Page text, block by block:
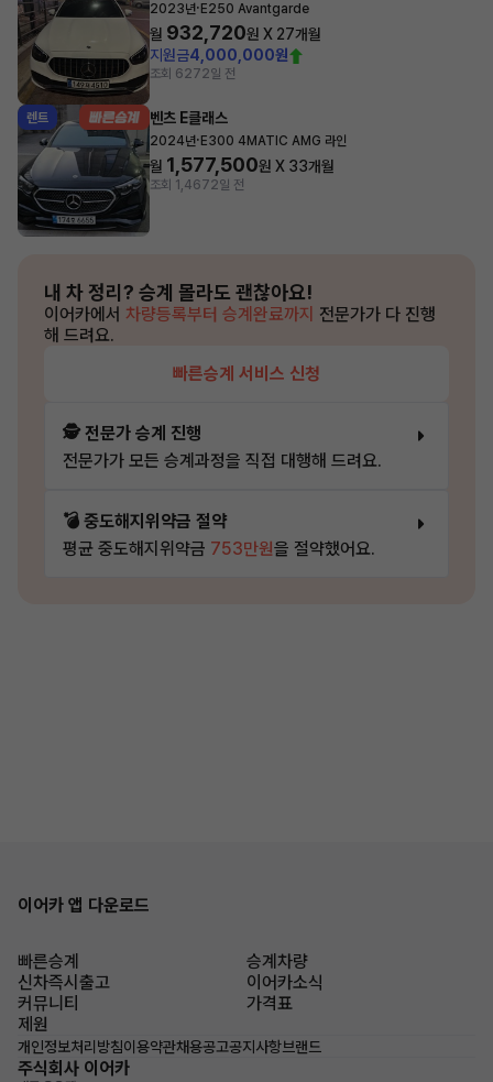
2023년· E250 Avantgarde
월 932,720원 X 27개월
지원금4,000,000원
조회 6272일 전
렌트 벤츠 E클래스
2024년· E300 4MATIC AMG 라인
월 1,577,500원 X 33개월
조회 1,4672일 전
내 차 정리? 승계 몰라도 괜찮아요!
이어카에서 차량등록부터 승계완료까지 전문가가 다 진행
해 드려요.
빠른승계 서비스 신청
🕵️ 전문가 승계 진행
전문가가 모든 승계과정을 직접 대행해 드려요.
💣 중도해지위약금 절약
평균 중도해지위약금 753만원을 절약했어요.
이어카 앱 다운로드
빠른승계
승계차량
신차즉시출고
이어카소식
커뮤니티
가격표
제원
개인정보처리방침이용약관채용공고공지사항브랜드
주식회사 이어카